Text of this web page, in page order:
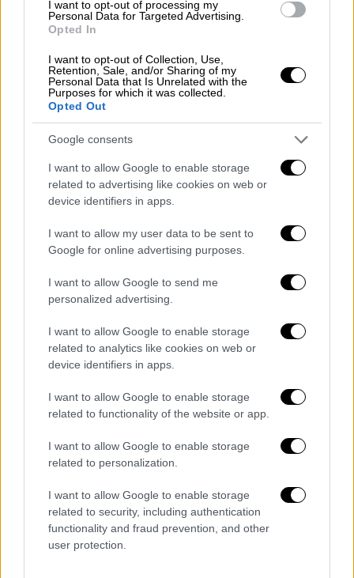
I want to opt-out of processing my
Personal Data for Targeted Advertising.
Opted In
I want to opt-out of Collection, Use,
Retention, Sale, and/or Sharing of my
Personal Data that Is Unrelated with the
Purposes for which it was collected.
Opted Out
Google consents
I want to allow Google to enable storage
related to advertising like cookies on web or
device identifiers in apps.
I want to allow my user data to be sent to
Google for online advertising purposes.
I want to allow Google to send me
personalized advertising.
I want to allow Google to enable storage
related to analytics like cookies on web or
device identifiers in apps.
I want to allow Google to enable storage
related to functionality of the website or app.
I want to allow Google to enable storage
related to personalization.
I want to allow Google to enable storage
related to security, including authentication
functionality and fraud prevention, and other
user protection.
κάλπες, ασκώντας παράλληλα κριτική στην
αντιπολίτευση πως δεν καταθέτει αξιόπιστη
εναλλακτική πρόταση.
«Η αντιπολίτευση έχει πρόβλημα αυτή τη
στιγμήδιακυβερνησιμότητας
σταθερή κυβέρνηση και αποτελεί εξαίρεση
κοινοβουλευτική πλειοψηφία, με ισχυρή
λαϊκή εντολή, μέχρι την άνοιξη του 2027»
συνέντευξή του.
ευρήματα των μετρήσεων, αν και γνωρίζουν
πώς οι δημοσκοπήσεις αποτελούν μια
φωτογραφία της στιγμής. Όσον αφορά στην
επόμενη ημέρα σύμφωνα με τηνMetron
Analysisστο ερώτημα αν προτιμούν
ολοκλήρωση της τετραετίας ή πρόωρες
εκλογές, το 49% θέλει «να πάμε σε πρόωρες
τετραετίας».
Στην ίδια έρευνα,
το 63% δηλώνει ότι θέλει
«πολιτική αλλαγή», ενώ το 36% ζητά
«πολιτική σταθερότητα». Και μπορεί η
πλειοψηφία να θέλει πολιτική αλλαγή, αλλά